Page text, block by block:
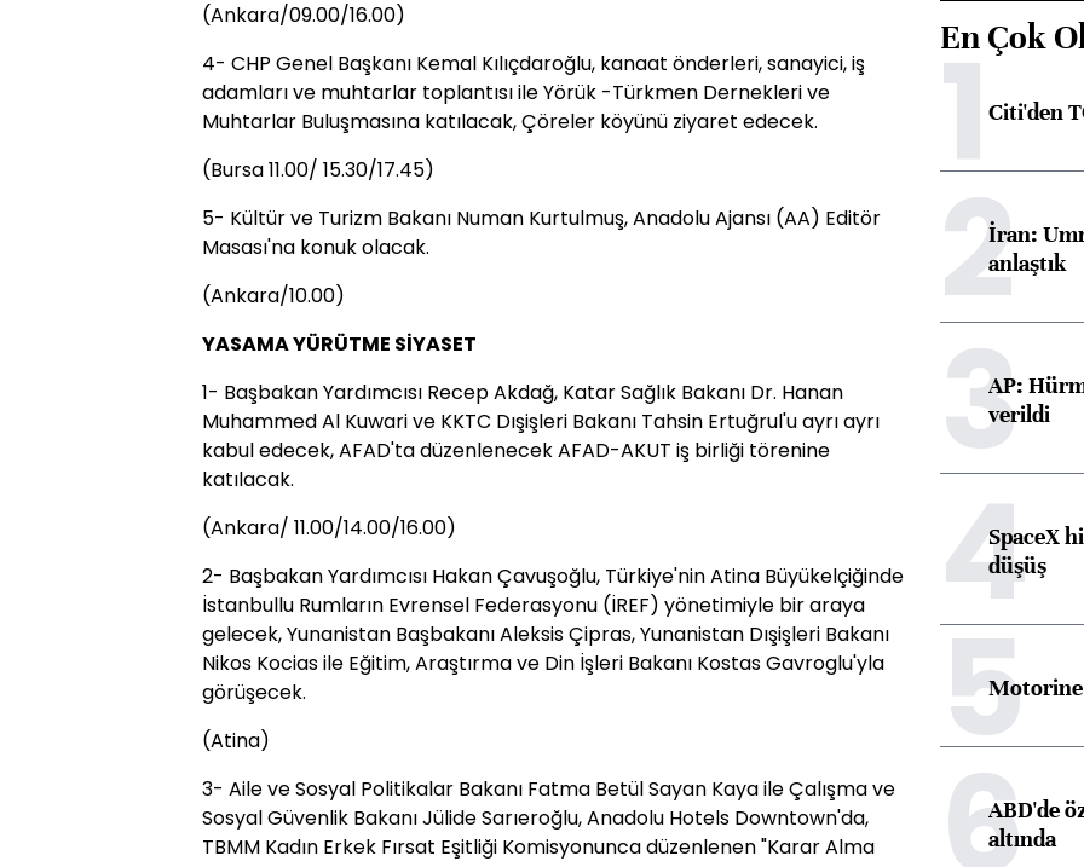
(Ankara/09.00/16.00)
4- CHP Genel Başkanı Kemal Kılıçdaroğlu, kanaat önderleri, sanayici, iş
adamları ve muhtarlar toplantısı ile Yörük -Türkmen Dernekleri ve
Muhtarlar Buluşmasına katılacak, Çöreler köyünü ziyaret edecek.
(Bursa 11.00/ 15.30/17.45)
5- Kültür ve Turizm Bakanı Numan Kurtulmuş, Anadolu Ajansı (AA) Editör
Masası'na konuk olacak.
(Ankara/10.00)
YASAMA YÜRÜTME SİYASET
1- Başbakan Yardımcısı Recep Akdağ, Katar Sağlık Bakanı Dr. Hanan
Muhammed Al Kuwari ve KKTC Dışişleri Bakanı Tahsin Ertuğrul'u ayrı ayrı
kabul edecek, AFAD'ta düzenlenecek AFAD-AKUT iş birliği törenine
katılacak.
(Ankara/ 11.00/14.00/16.00)
2- Başbakan Yardımcısı Hakan Çavuşoğlu, Türkiye'nin Atina Büyükelçiğinde
İstanbullu Rumların Evrensel Federasyonu (İREF) yönetimiyle bir araya
gelecek, Yunanistan Başbakanı Aleksis Çipras, Yunanistan Dışişleri Bakanı
Nikos Kocias ile Eğitim, Araştırma ve Din İşleri Bakanı Kostas Gavroglu'yla
görüşecek.
(Atina)
3- Aile ve Sosyal Politikalar Bakanı Fatma Betül Sayan Kaya ile Çalışma ve
Sosyal Güvenlik Bakanı Jülide Sarıeroğlu, Anadolu Hotels Downtown'da,
TBMM Kadın Erkek Fırsat Eşitliği Komisyonunca düzenlenen "Karar Alma
En Çok
1Citi'den
2
İran:
anlaştık
3
AP:
verildi
4
SpaceX
düşüş
5
6ABD'de
altında